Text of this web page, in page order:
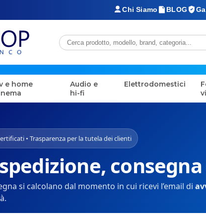
Chi Siamo BLOG
e home
Audio e
hi-fi
Elettrodomestici
• Trasparenza per la tutela dei clienti
si calcolano dal momento in cui ricevi l’email di